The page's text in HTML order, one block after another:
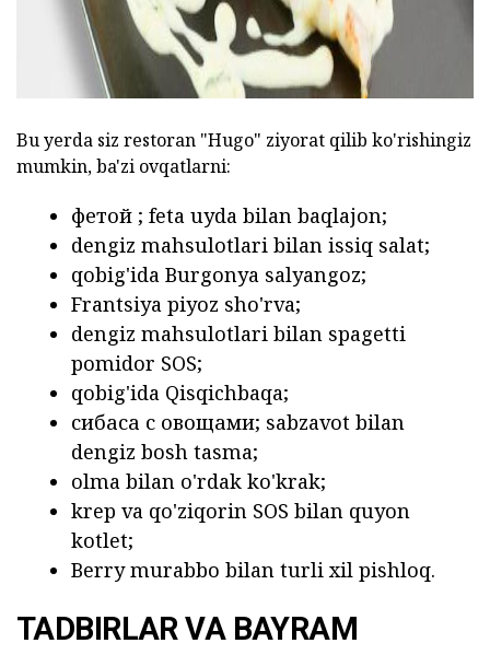
Bu yerda siz restoran "Hugo" ziyorat qilib ko'rishingiz
mumkin, ba'zi ovqatlarni:
фетой ; feta uyda bilan baqlajon;
dengiz mahsulotlari bilan issiq salat;
qobig'ida Burgonya salyangoz;
Frantsiya piyoz sho'rva;
dengiz mahsulotlari bilan spagetti
pomidor SOS;
qobig'ida Qisqichbaqa;
сибаса с овощами; sabzavot bilan
dengiz bosh tasma;
olma bilan o'rdak ko'krak;
krep va qo'ziqorin SOS bilan quyon
kotlet;
Berry murabbo bilan turli xil pishloq.
TADBIRLAR VA BAYRAM